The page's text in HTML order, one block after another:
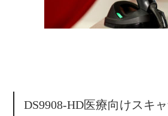
DS9908-HD医療向けスキ